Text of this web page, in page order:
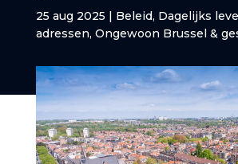
25 aug 2025 | Beleid, Dagelijks
adressen, Ongewoon Brussel &